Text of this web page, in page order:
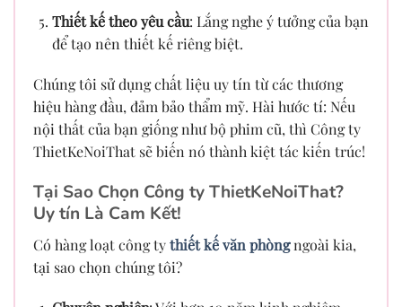
Thiết kế theo yêu cầu: Lắng nghe ý tưởng của bạn
để tạo nên thiết kế riêng biệt.
Chúng tôi sử dụng chất liệu uy tín từ các thương
hiệu hàng đầu, đảm bảo thẩm mỹ. Hài hước tí: Nếu
nội thất của bạn giống như bộ phim cũ, thì Công ty
ThietKeNoiThat sẽ biến nó thành kiệt tác kiến trúc!
Tại Sao Chọn Công ty ThietKeNoiThat?
Uy tín Là Cam Kết!
Có hàng loạt công tythiết kế văn phòngngoài kia,
tại sao chọn chúng tôi?